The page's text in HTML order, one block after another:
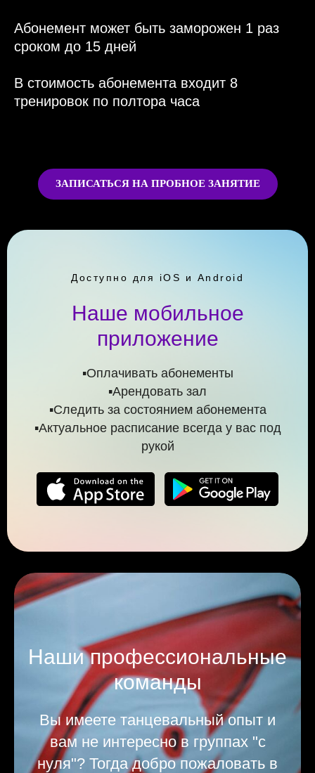
Абонемент может быть заморожен 1 раз
сроком до 15 дней
В стоимость абонемента входит 8
тренировок по полтора часа
ЗАПИСАТЬСЯ НА ПРОБНОЕ ЗАНЯТИЕ
Доступно для iOS и Android
Наше мобильное
приложение
▪️Оплачивать абонементы
▪️Арендовать зал
▪️Следить за состоянием абонемента
▪️Актуальное расписание всегда у вас под
рукой
Наши профессиональные
команды
Вы имеете танцевальный опыт и
вам не интересно в группах "с
нуля"? Тогда добро пожаловать в